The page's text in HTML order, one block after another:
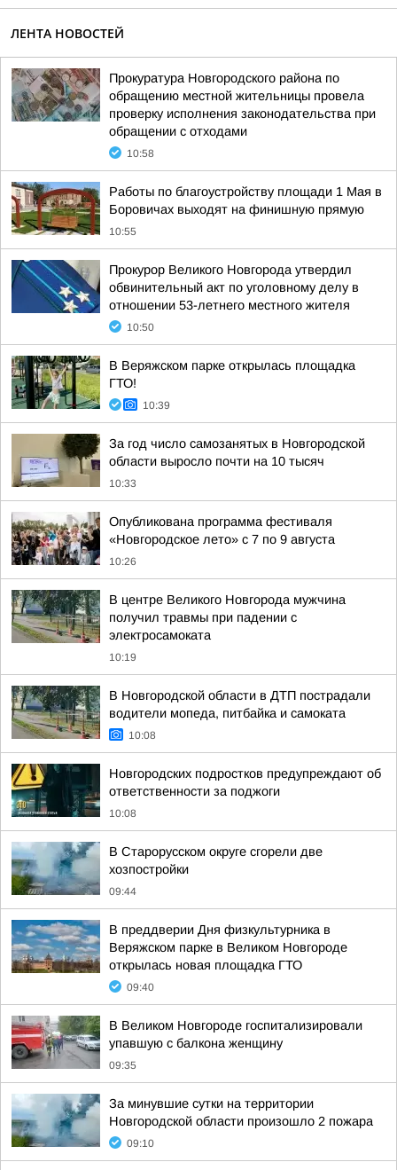
ЛЕНТА НОВОСТЕЙ
Прокуратура Новгородского района по
обращению местной жительницы провела
проверку исполнения законодательства при
обращении с отходами
10:58
Работы по благоустройству площади 1 Мая в
Боровичах выходят на финишную прямую
10:55
Прокурор Великого Новгорода утвердил
обвинительный акт по уголовному делу в
отношении 53-летнего местного жителя
10:50
В Веряжском парке открылась площадка
ГТО!
10:39
За год число самозанятых в Новгородской
области выросло почти на 10 тысяч
10:33
Опубликована программа фестиваля
«Новгородское лето» с 7 по 9 августа
10:26
В центре Великого Новгорода мужчина
получил травмы при падении с
электросамоката
10:19
В Новгородской области в ДТП пострадали
водители мопеда, питбайка и самоката
10:08
Новгородских подростков предупреждают об
ответственности за поджоги
10:08
В Старорусском округе сгорели две
хозпостройки
09:44
В преддверии Дня физкультурника в
Веряжском парке в Великом Новгороде
открылась новая площадка ГТО
09:40
В Великом Новгороде госпитализировали
упавшую с балкона женщину
09:35
За минувшие сутки на территории
Новгородской области произошло 2 пожара
09:10